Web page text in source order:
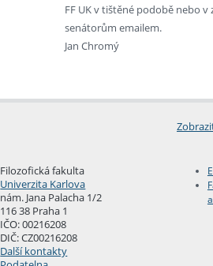
FF UK v tištěné podobě nebo
senátorům emailem.
Jan Chromý
Filozofická fakulta
Univerzita Karlova
nám. Jana Palacha 1/2
116 38 Praha 1
IČO: 00216208
DIČ: CZ00216208
Další kontakty